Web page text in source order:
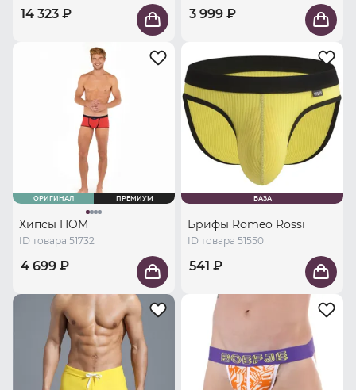
14 323 ₽ 3 999 ₽
ОРИГИНАЛ ПРЕМИУМ
Хипсы HOM
ID товара 51732
4 699 ₽
БАЗА
Брифы Romeo Rossi
ID товара 51550
541 ₽